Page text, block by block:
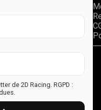
de 2D Racing. RGPD :